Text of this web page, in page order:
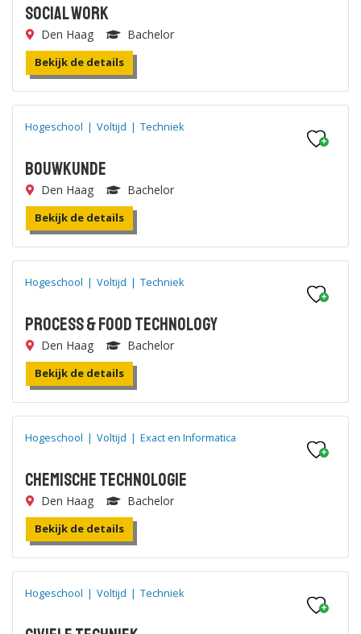
Social Work
Den Haag Bachelor
Bekijk de details
Hogeschool | Voltijd | Techniek
Bouwkunde
Den Haag Bachelor
Bekijk de details
Hogeschool | Voltijd | Techniek
Process & Food Technology
Den Haag Bachelor
Bekijk de details
Hogeschool | Voltijd | Exact en Informatica
Chemische Technologie
Den Haag Bachelor
Bekijk de details
Hogeschool | Voltijd | Techniek